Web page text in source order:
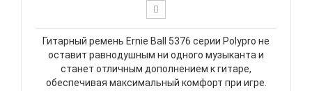
Гитарный ремень Ernie Ball 5376 серии Polypro не
оставит равнодушным ни одного музыканта и
станет отличным дополнением к гитаре,
обеспечивая максимальный комфорт при игре.